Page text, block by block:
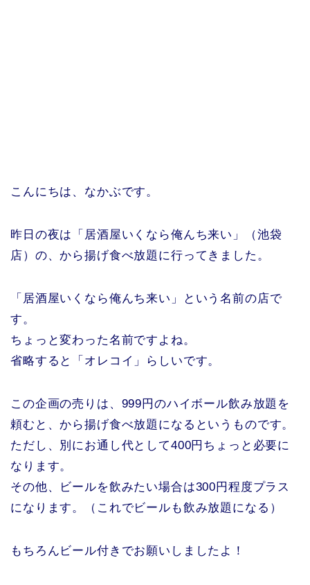
こんにちは、なかぶです。
昨日の夜は「居酒屋いくなら俺んち来い」（池袋
店）の、から揚げ食べ放題に行ってきました。
「居酒屋いくなら俺んち来い」という名前の店で
す。
ちょっと変わった名前ですよね。
省略すると「オレコイ」らしいです。
この企画の売りは、999円のハイボール飲み放題を
頼むと、から揚げ食べ放題になるというものです。
ただし、別にお通し代として400円ちょっと必要に
なります。
その他、ビールを飲みたい場合は300円程度プラス
になります。（これでビールも飲み放題になる）
もちろんビール付きでお願いしましたよ！